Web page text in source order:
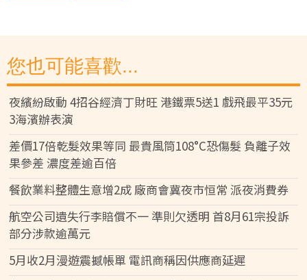
您也可能喜歡...
夜繽紛啟動 4招谷經濟丁財旺 港鐵票5送1 戲飛最平35元
3海濱辦表演
差價17倍乾髮效果等同 最貴風筒108°C恐傷髮 負離子效
果參差 濃度差逾百倍
餐飲業料整體生意增2成 廠商會冀夜市恒常 派夜消費券
航空公司遺失行李賠償不一 準則欠透明 首8月61宗投訴
部分涉款逾萬元
5月收2月漫遊震撼帳單 電訊商稱因供應商延遲